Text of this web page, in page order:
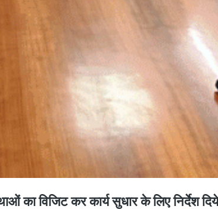
का विजिट कर कार्य सुधार के लिए निर्देश दिये